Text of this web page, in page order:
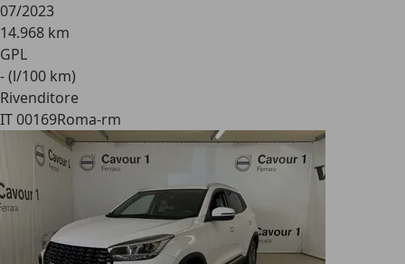
07/2023
14.968 km
GPL
- (l/100 km)
Rivenditore
IT 00169Roma-rm